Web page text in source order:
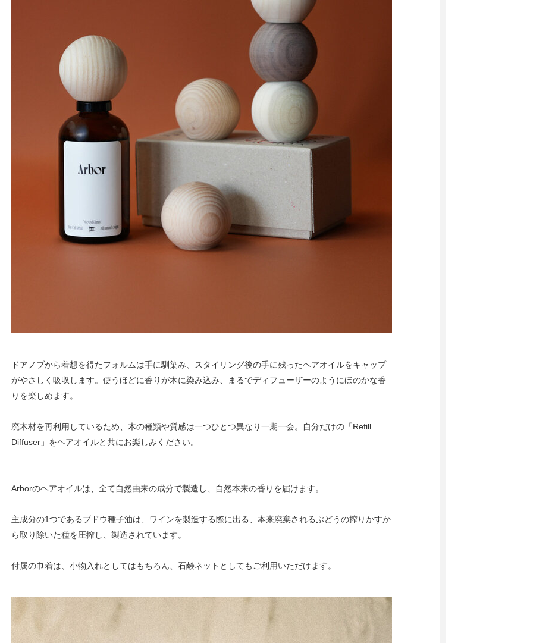
ドアノブから着想を得たフォルムは手に馴染み、スタイリング後の手に残ったヘアオイルをキャップ
がやさしく吸収します。使うほどに香りが木に染み込み、まるでディフューザーのようにほのかな香
りを楽しめます。
廃木材を再利用しているため、木の種類や質感は一つひとつ異なり一期一会。自分だけの「Refill
Diffuser」をヘアオイルと共にお楽しみください。
Arborのヘアオイルは、全て⾃然由来の成分で製造し、自然本来の香りを届けます。
主成分の1つであるブドウ種⼦油は、ワインを製造する際に出る、本来廃棄されるぶどうの搾りかすか
ら取り除いた種を圧搾し、製造されています。
付属の巾着は、小物入れとしてはもちろん、石鹸ネットとしてもご利用いただけます。